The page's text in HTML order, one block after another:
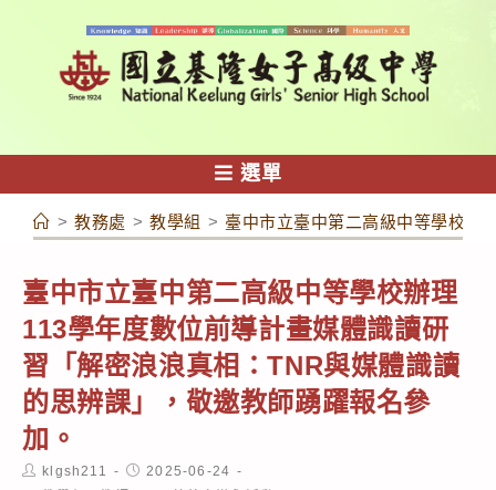
容
選單
> 教務處 > 教學組 > 臺中市立臺中第二高級中等學校辦
臺中市立臺中第二高級中等學校辦理
113學年度數位前導計畫媒體識讀研
習「解密浪浪真相：TNR與媒體識讀
的思辨課」，敬邀教師踴躍報名參
加。
Post
author:
klgsh211
Post
published:
2025-06-24